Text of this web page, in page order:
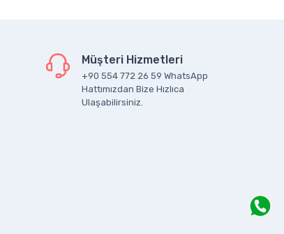
Müşteri Hizmetleri
+90 554 772 26 59 WhatsApp
Hattımızdan Bize Hızlıca
Ulaşabilirsiniz.